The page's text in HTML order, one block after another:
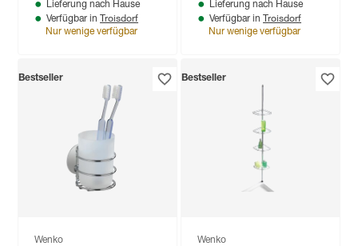
Lieferung nach Hause
Verfügbar in Troisdorf
Nur wenige verfügbar
Lieferung nach Hause
Verfügbar in Troisdorf
Nur wenige verfügbar
Bestseller
Wenko
Bestseller
Wenko